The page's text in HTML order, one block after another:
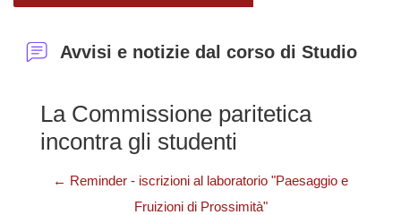
Avvisi e notizie dal corso di Studio
La Commissione paritetica
incontra gli studenti
← Reminder - iscrizioni al laboratorio "Paesaggio e
Fruizioni di Prossimità"